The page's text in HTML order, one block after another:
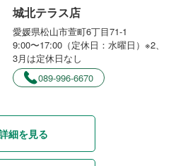
城北テラス店
愛媛県松山市萱町6丁目71-1
9:00〜17:00（定休日：水曜日）※2、
3月は定休日なし
089-996-6670
細を見る